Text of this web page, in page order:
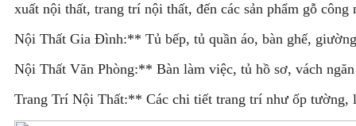
xuất nội thất, trang trí nội thất, đến các sản phẩm gỗ
Nội Thất Gia Đình:** Tủ bếp, tủ quần áo, bàn ghế,
Nội Thất Văn Phòng:** Bàn làm việc, tủ hồ sơ, vách
Trang Trí Nội Thất:** Các chi tiết trang trí như ốp tường,